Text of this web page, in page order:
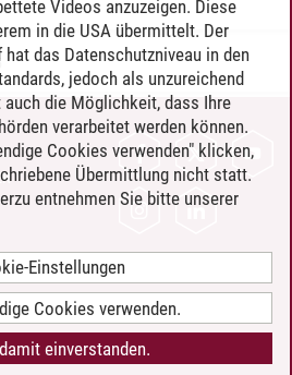
Videos anzuzeigen. Diese
in die USA übermittelt. Der
das Datenschutzniveau in den
jedoch als unzureichend
die Möglichkeit, dass Ihre
verarbeitet werden können.
Cookies verwenden" klicken,
Übermittlung nicht statt.
entnehmen Sie bitte unserer
Einstellungen
Cookies verwenden.
einverstanden.